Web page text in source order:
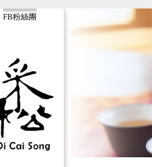
FB粉絲團